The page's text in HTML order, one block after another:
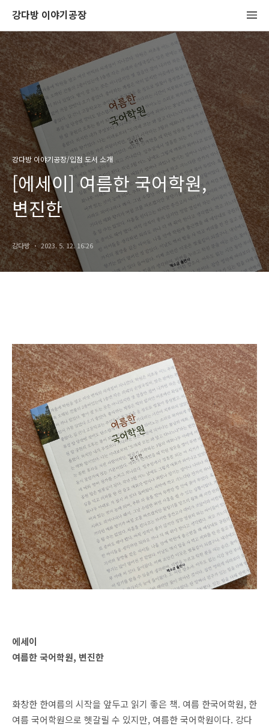
강다방 이야기공장
강다방 이야기공장/입점 도서 소개
[에세이] 여름한 국어학원,
변진한
강다방 2023. 5. 12. 16:26
에세이
여름한 국어학원, 변진한
화창한 한여름의 시작을 앞두고 읽기 좋은 책. 여름 한국어학원, 한
여름 국어학원으로 헷갈릴 수 있지만, 여름한 국어학원이다. 강다